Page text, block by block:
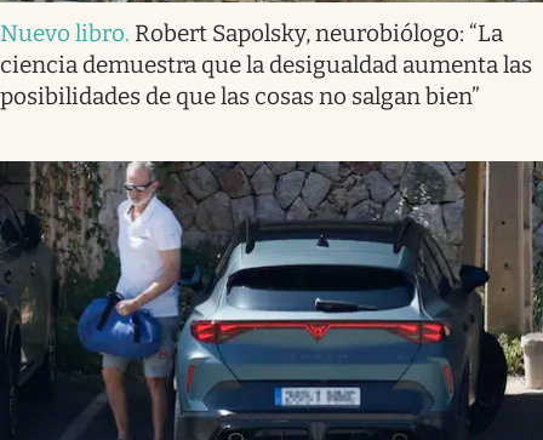
Nuevo libro. Robert Sapolsky, neurobiólogo: “La
ciencia demuestra que la desigualdad aumenta las
posibilidades de que las cosas no salgan bien”